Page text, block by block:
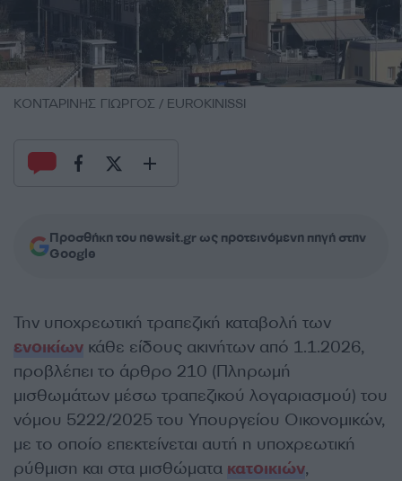
ΚΟΝΤΑΡΙΝΗΣ ΓΙΩΡΓΟΣ / EUROKINISSI
Προσθήκη του newsit.gr ως προτεινόμενη πηγή στην
Google
Την υποχρεωτική τραπεζική καταβολή των
ενοικίων κάθε είδους ακινήτων από 1.1.2026,
προβλέπει το άρθρο 210 (Πληρωμή
μισθωμάτων μέσω τραπεζικού λογαριασμού) του
νόμου 5222/2025 του Υπουργείου Οικονομικών,
με το οποίο επεκτείνεται αυτή η υποχρεωτική
ρύθμιση και στα μισθώματα κατοικιών,